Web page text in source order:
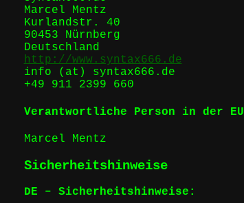
Marcel Mentz
Kurlandstr. 40
90453 Nürnberg
Deutschland
http://www.syntax666.de
info (at) syntax666.de
+49 911 2399 660
Verantwortliche Person in der EU
Marcel Mentz
Sicherheitshinweise
DE – Sicherheitshinweise: